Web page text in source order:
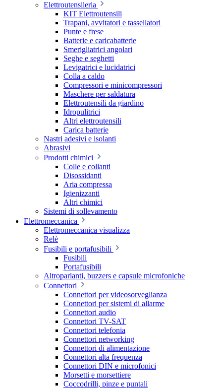
Elettroutensileria
KIT Elettroutensili
Trapani, avvitatori e tassellatori
Punte e frese
Batterie e caricabatterie
Smerigliatrici angolari
Seghe e seghetti
Levigatrici e lucidatrici
Colla a caldo
Compressori e minicompressori
Maschere per saldatura
Elettroutensili da giardino
Idropulitrici
Altri elettroutensili
Carica batterie
Nastri adesivi e isolanti
Abrasivi
Prodotti chimici
Colle e collanti
Disossidanti
Aria compressa
Igienizzanti
Altri chimici
Sistemi di sollevamento
Elettromeccanica
Elettromeccanica visualizza
Relè
Fusibili e portafusibili
Fusibili
Portafusibili
Altroparlanti, buzzers e capsule microfoniche
Connettori
Connettori per videosorveglianza
Connettori per sistemi di allarme
Connettori audio
Connettori TV-SAT
Connettori telefonia
Connettori networking
Connettori di alimentazione
Connettori alta frequenza
Connettori DIN e microfonici
Morsetti e morsettiere
Coccodrilli, pinze e puntali